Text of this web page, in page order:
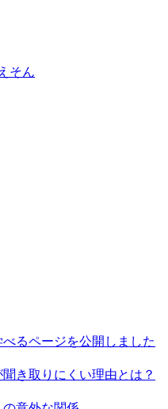
るページを公開しました
き取りにくい理由とは？